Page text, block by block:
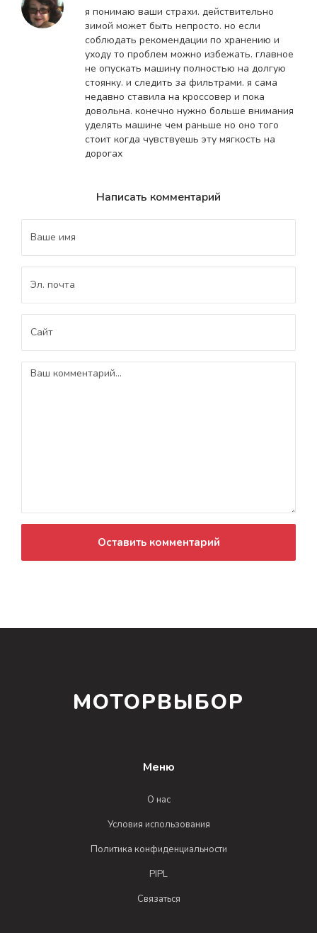
я понимаю ваши страхи. действительно
зимой может быть непросто. но если
соблюдать рекомендации по хранению и
уходу то проблем можно избежать. главное
не опускать машину полностью на долгую
стоянку. и следить за фильтрами. я сама
недавно ставила на кроссовер и пока
довольна. конечно нужно больше внимания
уделять машине чем раньше но оно того
стоит когда чувствуешь эту мягкость на
дорогах
Написать комментарий
Оставить комментарий
МОТОРВЫБОР
Меню
О нас
Условия использования
Политика конфиденциальности
PIPL
Связаться